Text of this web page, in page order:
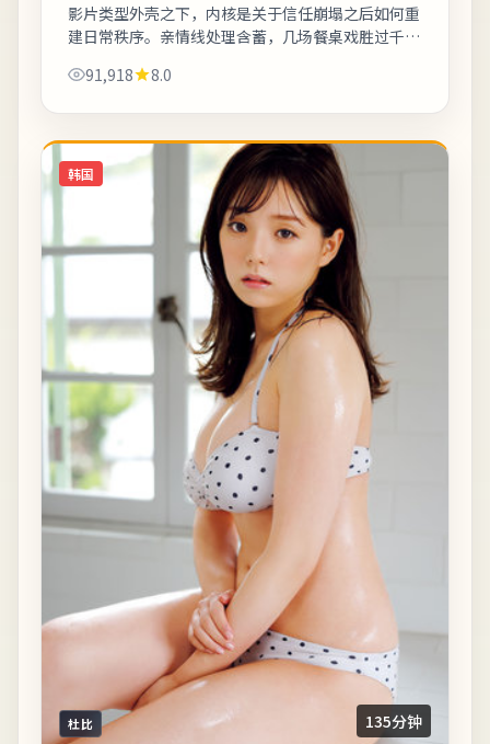
影片类型外壳之下，内核是关于信任崩塌之后如何重
建日常秩序。亲情线处理含蓄，几场餐桌戏胜过千言
允许多种答案。《大邱夜以北，末班电车以...
91,918 8.0
韩国
杜比 135分钟